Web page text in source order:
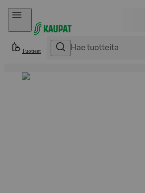
Hyppää sisältöön
Tuotteet